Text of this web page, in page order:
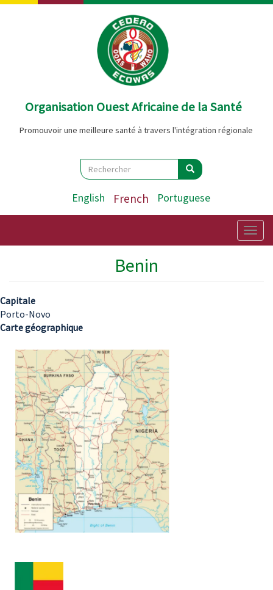
Aller
Organisation Ouest Africaine de la Santé
Promouvoir une meilleure santé à travers l'intégration régionale
Search
Rechercher Rechercher
English French Portuguese
Benin
Capitale
Porto-Novo
Carte géographique
Image